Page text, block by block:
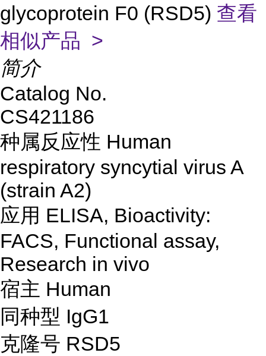
glycoprotein F0 (RSD5) 查看
相似产品 >
简介
Catalog No.
CS421186
种属反应性 Human
respiratory syncytial virus A
(strain A2)
应用 ELISA, Bioactivity:
FACS, Functional assay,
Research in vivo
宿主 Human
同种型 IgG1
克隆号 RSD5